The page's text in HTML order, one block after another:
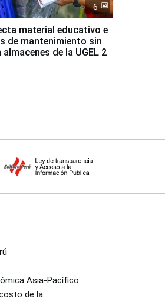
6
material educativo e
de mantenimiento sin
de la UGEL 2
Asia-Pacífico
de la